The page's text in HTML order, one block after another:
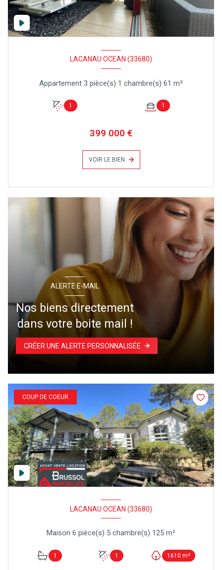
LACANAU OCEAN (33680)
Appartement 3 pièce(s) 1 chambre(s) 61 m²
1 1
399 000 €
VOIR LE BIEN
ALERTE E-MAIL
Nos biens directement
dans votre boite mail !
CRÉER UNE ALERTE PERSONNALISÉE
COUP DE COEUR
LACANAU OCEAN (33680)
Maison 6 pièce(s) 5 chambre(s) 125 m²
1 1 1610 m²